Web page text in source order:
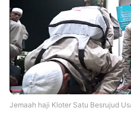
Jemaah haji Kloter Satu Besrujud